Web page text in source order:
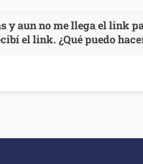
y aun no me llega el link
el link. ¿Qué puedo